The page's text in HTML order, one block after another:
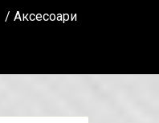
/ Аксесоари